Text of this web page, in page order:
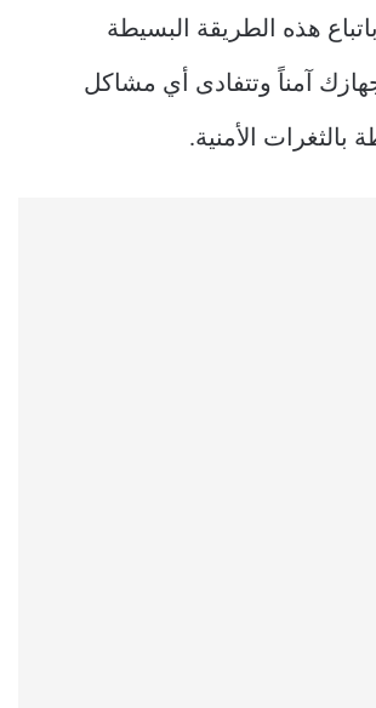
هذه الطريقة البسيطة
آمناً وتتفادى أي مشاكل
بالثغرات الأمنية.